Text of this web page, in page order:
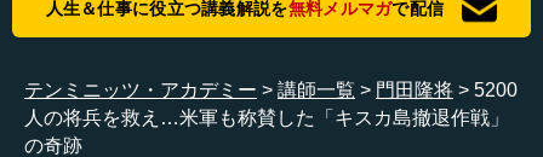
米軍が上陸というか、攻撃をしてくるわけですけれど。
―― アッツ島は、北太平洋というか、あれは何と説明す
ればいいんですかね。
人生＆仕事に役立つ講義解説を無料メルマガで配信
テンミニッツ・アカデミー 講師一覧 門田隆将
5200
人の将兵を救え…米軍も称賛した「キスカ島撤退作戦」
の奇跡